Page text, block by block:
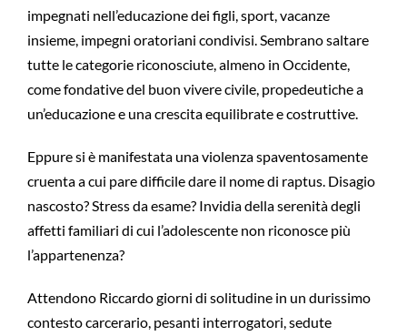
impegnati nell’educazione dei figli, sport, vacanze
insieme, impegni oratoriani condivisi. Sembrano saltare
tutte le categorie riconosciute, almeno in Occidente,
come fondative del buon vivere civile, propedeutiche a
un’educazione e una crescita equilibrate e costruttive.
Eppure si è manifestata una violenza spaventosamente
cruenta a cui pare difficile dare il nome di raptus. Disagio
nascosto? Stress da esame? Invidia della serenità degli
affetti familiari di cui l’adolescente non riconosce più
l’appartenenza?
Attendono Riccardo giorni di solitudine in un durissimo
contesto carcerario, pesanti interrogatori, sedute